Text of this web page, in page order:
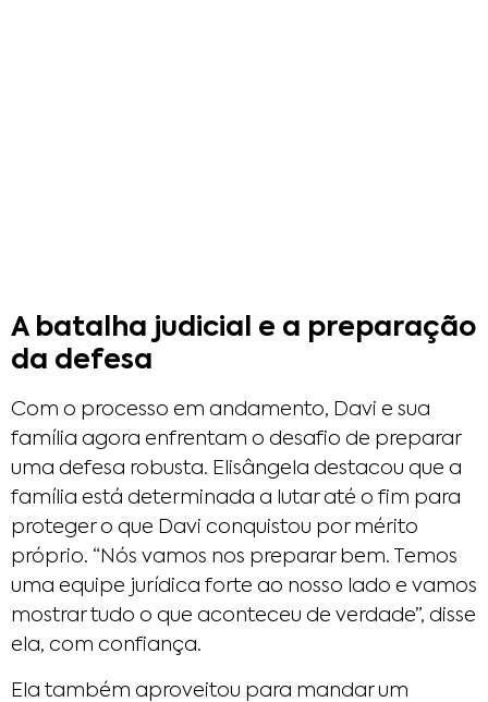
A batalha judicial e a preparação
da defesa
Com o processo em andamento, Davi e sua
família agora enfrentam o desafio de preparar
uma defesa robusta. Elisângela destacou que a
família está determinada a lutar até o fim para
proteger o que Davi conquistou por mérito
próprio. “Nós vamos nos preparar bem. Temos
uma equipe jurídica forte ao nosso lado e vamos
mostrar tudo o que aconteceu de verdade”, disse
ela, com confiança.
Ela também aproveitou para mandar um